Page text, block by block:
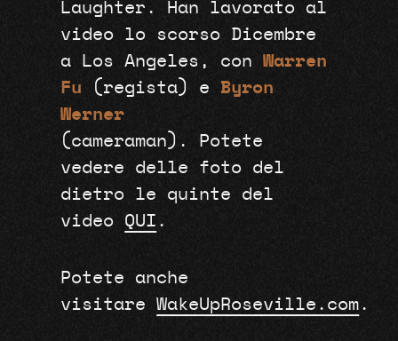
Laughter. Han lavorato al
video lo scorso Dicembre
a Los Angeles, conWarren
Fu (regista) e Byron
Werner
(cameraman). Potete
vedere delle foto del
dietro le quinte del
video QUI .
Potete anche
visitareWakeUpRoseville.com .